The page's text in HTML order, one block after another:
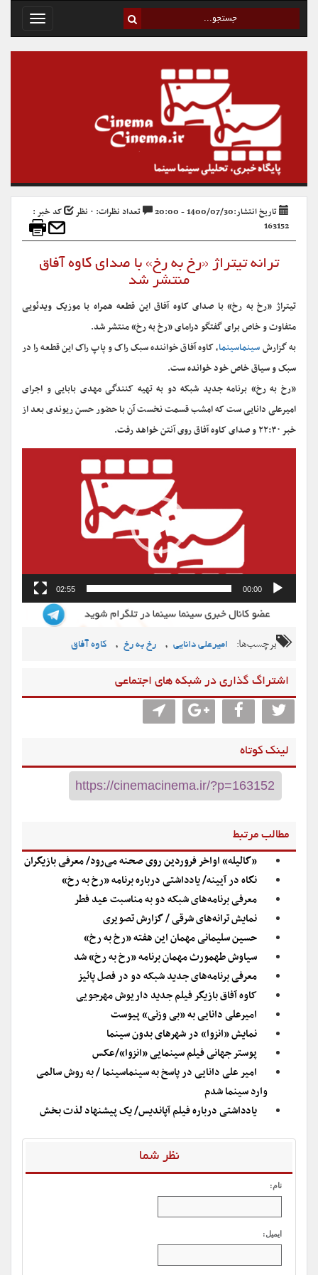
Toggle
تاریخ انتشار:1400/07/30 - 20:00 تعداد نظرات: ۰ نظر
کد خبر :
163152
ترانه تیتراژ «رخ به رخ» با صدای کاوه آفاق
منتشر شد
تیتراژ «رخ به رخ» با صدای کاوه آفاق این قطعه همراه با موزیک ویدئویی
متفاوت و خاص برای گفتگو درامای «رخ به رخ» منتشر شد.
به گزارشسینماسینما، کاوه آفاق خواننده سبک راک و پاپ راک این قطعه را در
سبک و سیاق خاص خود خوانده ست.
«رخ به رخ» برنامه جدید شبکه دو به تهیه کنندگی مهدی بابایی و اجرای
امیرعلی دانایی ست که امشب قسمت نخست آن با حضور حسن ریوندی بعد از
خبر ۲۲:۳۰ و صدای کاوه آفاق روی آنتن خواهد رفت.
00:00
02:55
برچسب‌ها: امیرعلی دانایی , رخ به رخ , کاوه آفاق
اشتراگ گذاری در شبکه های اجتماعی
لینک کوتاه
مطالب مرتبط
«گالیله» اواخر فروردین روی صحنه می‌رود/ معرفی بازیگران
نگاه در آیینه/ یادداشتی درباره برنامه «رخ به رخ»
معرفی برنامه‌های شبکه دو به مناسبت عید فطر
نمایش ترانه‌های شرقی / گزارش تصویری
حسین سلیمانی مهمان این هفته «رخ به رخ»
سیاوش طهمورث مهمان برنامه «رخ به رخ» شد
معرفی برنامه‌های جدید شبکه دو در فصل پائیز
کاوه آفاق بازیگر فیلم جدید داریوش مهرجویی
امیرعلی دانایی به «بی وزنی» پیوست
نمایش «انزوا» در شهرهای بدون سینما
پوستر جهانی فیلم سینمایی «انزوا»/عکس
امیر علی دانایی در پاسخ به سینماسینما / به روش سالمی
وارد سینما شدم
یادداشتی درباره فیلم آپاندیس/ یک پیشنهاد لذت بخش
نظر شما
نام:
ایمیل: